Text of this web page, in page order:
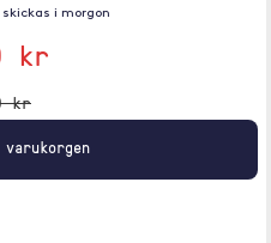
skickas i morgon
kr
kr